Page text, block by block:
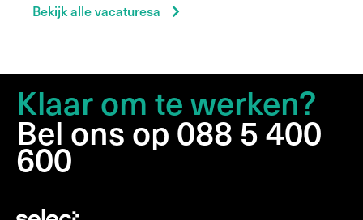
Bekijk alle vacaturesa
Klaar om te werken?
Bel ons op 088 5 400
600